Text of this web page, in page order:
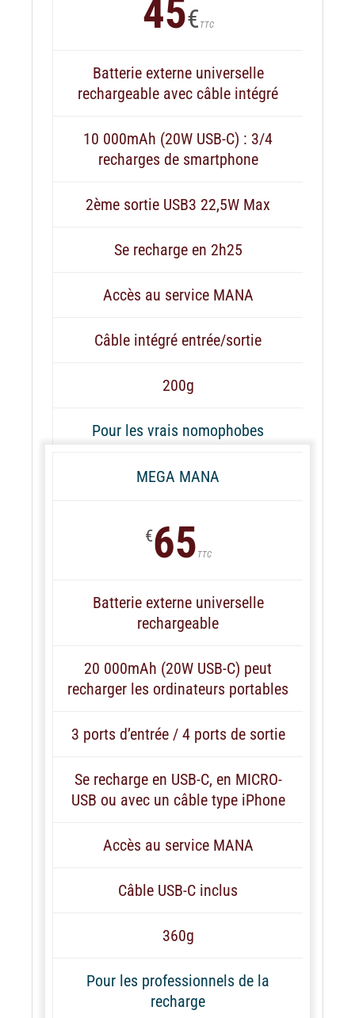
45€ TTC
Batterie externe universelle
rechargeable avec câble intégré
10 000mAh (20W USB-C) : 3/4
recharges de smartphone
2ème sortie USB3 22,5W Max
Se recharge en 2h25
Accès au service MANA
Câble intégré entrée/sortie
200g
Pour les vrais nomophobes
MEGA MANA
€65 TTC
Batterie externe universelle
rechargeable
20 000mAh (20W USB-C) peut
recharger les ordinateurs portables
3 ports d’entrée / 4 ports de sortie
Se recharge en USB-C, en MICRO-
USB ou avec un câble type iPhone
Accès au service MANA
Câble USB-C inclus
360g
Pour les professionnels de la
recharge